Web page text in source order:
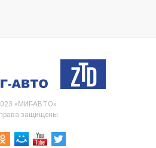
«МИГ-АВТО»
защищены.